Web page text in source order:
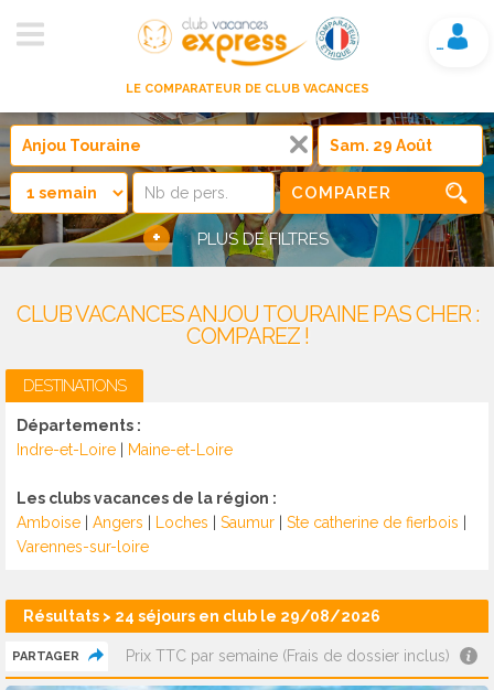
LE COMPARATEUR DE CLUB VACANCES
Mon compte
COMPARER
+ PLUS DE FILTRES
CLUB VACANCES ANJOU TOURAINE PAS CHER :
COMPAREZ !
DESTINATIONS
Départements :
Indre-et-Loire
Maine-et-Loire
Les clubs vacances de la région :
Amboise
Angers Loches Saumur Ste catherine de fierbois
Varennes-sur-loire
Résultats > 24 séjours en club le 29/08/2026
PARTAGER Prix TTC par semaine (Frais de dossier inclus)